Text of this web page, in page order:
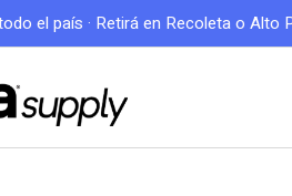
el país · Retirá en Recoleta o Alto